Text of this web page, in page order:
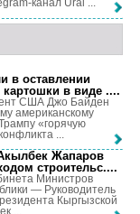
канал Ural ...
в оставлении
в виде ....
США Джо Байден
американскому
«горячую
...
Жапаров
строительс....
Министров
— Руководитель
Кыргызской
...